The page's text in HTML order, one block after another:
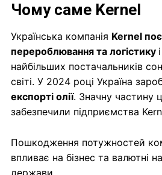
Чому саме Kernel
Українська компанія Kernel
перероблювання та логістику
найбільших постачальників
світі. У 2024 році Україна
експорті олії. Значну частину
забезпечили підприємства
Пошкодження потужностей
впливає на бізнес та валютні